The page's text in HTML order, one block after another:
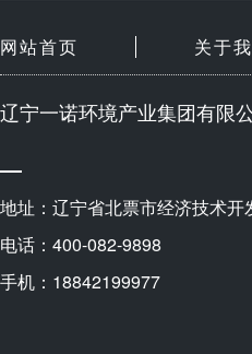
网站首页 关于
辽宁一诺环境产业集团有限
地址：辽宁省北票市经济技术开
电话：400-082-9898
手机：18842199977